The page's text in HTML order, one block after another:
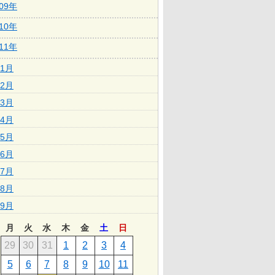
年
年
年
1月
2月
3月
4月
5月
6月
7月
8月
9月
月 火 水 木 金 土 日
29 30 31 1 2 3
4
5
6 7 8 9 10
11